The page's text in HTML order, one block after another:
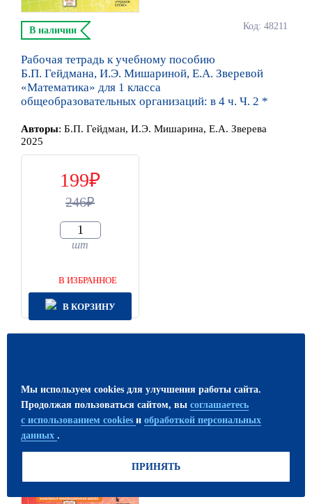
Код: 48211
В наличии
Рабочая тетрадь к учебному пособию
Б.П. Гейдмана, И.Э. Мишариной, Е.А. Зверевой
«Математика» для 1 класса
общеобразовательных организаций: в 4 ч. Ч. 2 *
Авторы: Б.П. Гейдман, И.Э. Мишарина, Е.А. Зверева
2025
199
246
шт
В ИЗБРАННОЕ
В КОРЗИНУ
Мы используем cookies для улучшения работы сайта.
Продолжая пользоваться сайтом, вы соглашаетесь
с использованием cookies и обработкой персональных
данных .
ПРИНЯТЬ